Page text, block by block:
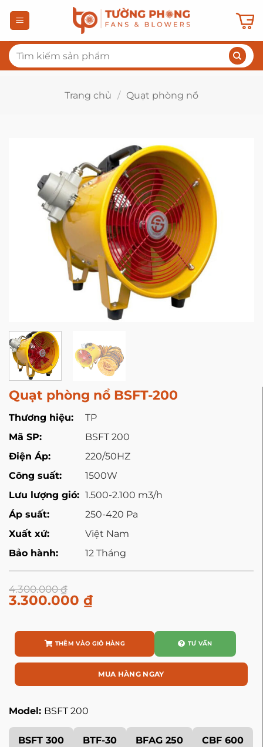
qua
dung
Tìm
kiếm:
Trang chủ / Quạt phòng nổ
Quạt phòng nổ BSFT-200
Thương hiệu:
TP
Mã SP:
BSFT 200
Điện Áp:
220/50HZ
Công suất:
1500W
Lưu lượng gió: 1.500-2.100 m3/h
Áp suất:
250-420 Pa
Xuất xứ:
Việt Nam
Bảo hành:
12 Tháng
4.300.000₫
3.300.000 ₫
THÊM VÀO GIỎ HÀNG
MUA HÀNG NGAY
TƯ VẤN
Model: BSFT 200
BSFT 300 BTF-30 BFAG 250 CBF 600